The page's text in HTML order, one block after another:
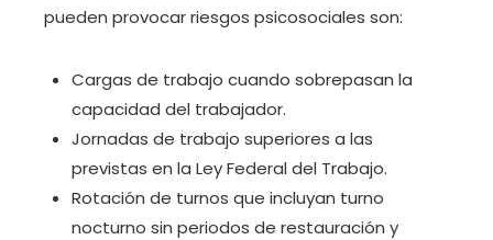
pueden provocar riesgos psicosociales son:
Cargas de trabajo cuando sobrepasan la
capacidad del trabajador.
Jornadas de trabajo superiores a las
previstas en la Ley Federal del Trabajo.
Rotación de turnos que incluyan turno
nocturno sin periodos de restauración y